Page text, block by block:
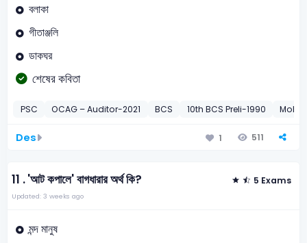
বলাকা
গীতাঞ্জলি
ডাকঘর
শেষের কবিতা
PSC OCAG – Auditor-2021 BCS 10th BCS Preli-1990 MoLE
Des 1 511
11 .'আট কপালে' বাগধারার অর্থ কি? 5 Exams
Updated: 3 weeks ago
মন্দ মানুষ